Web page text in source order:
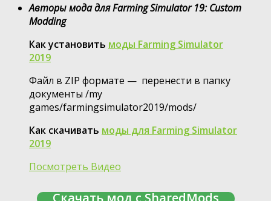
Авторы мода для Farming Simulator 19: Custom
Modding
Как установить моды Farming Simulator
2019
Файл в ZIP формате — перенести в папку
документы /my
games/farmingsimulator2019/mods/
Как скачивать моды для Farming Simulator
2019
Посмотреть Видео
Скачать мод с SharedMods